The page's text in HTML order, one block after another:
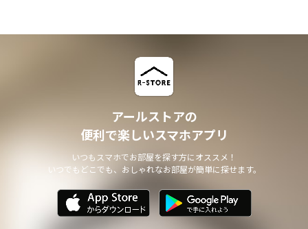
アールストアの
便利で楽しいスマホアプリ
いつもスマホでお部屋を探す方にオススメ！
いつでもどこでも、おしゃれなお部屋が簡単に探せます。